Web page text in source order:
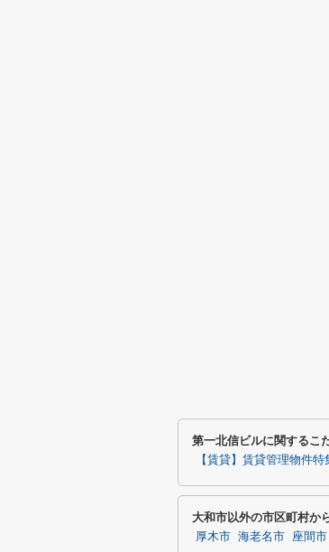
第一北信ビルに関するこ
【賃貸】賃貸管理物件特
大和市以外の市区町村か
厚木市 海老名市 座間市